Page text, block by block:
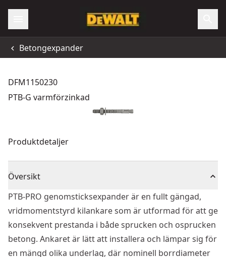
Betongexpander
DFM1150230
PTB-G varmförzinkad
Produktdetaljer
Översikt
PTB-PRO genomsticksexpander är en fullt gängad,
vridmomentstyrd kilankare som är utformad för att ge
konsekvent prestanda i både sprucken och osprucken
betong. Ankaret är lätt att installera och lämpar sig för
en mängd olika underlag, där nominell borrdiameter